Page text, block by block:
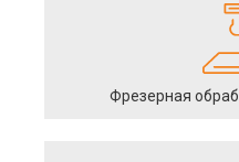
Фрезерная